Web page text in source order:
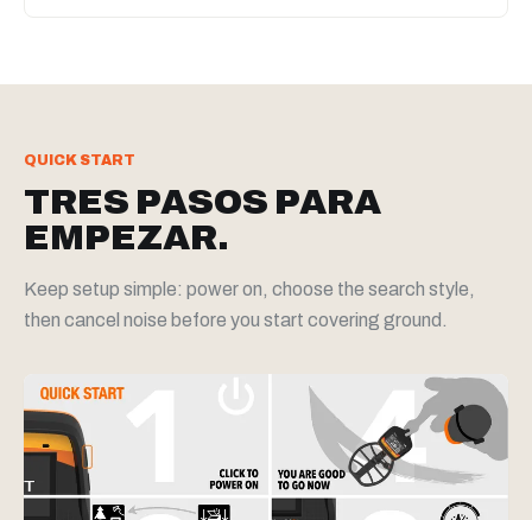
QUICK START
TRES PASOS PARA
EMPEZAR.
Keep setup simple: power on, choose the search style,
then cancel noise before you start covering ground.